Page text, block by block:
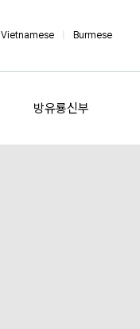
Vietnamese Burmese
방유룡신부